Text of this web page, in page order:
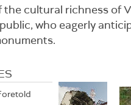
cultural richness of
who eagerly